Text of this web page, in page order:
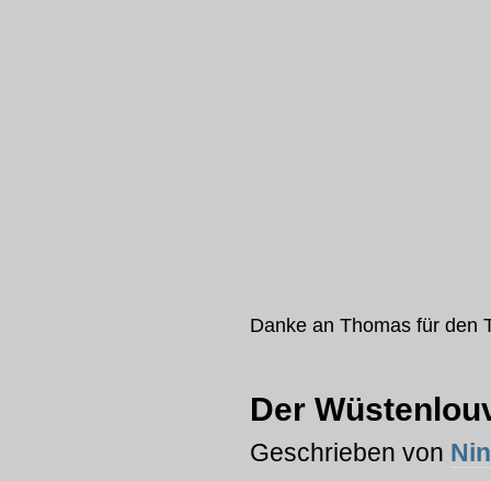
Danke an Thomas für den
Der
Geschrieben von